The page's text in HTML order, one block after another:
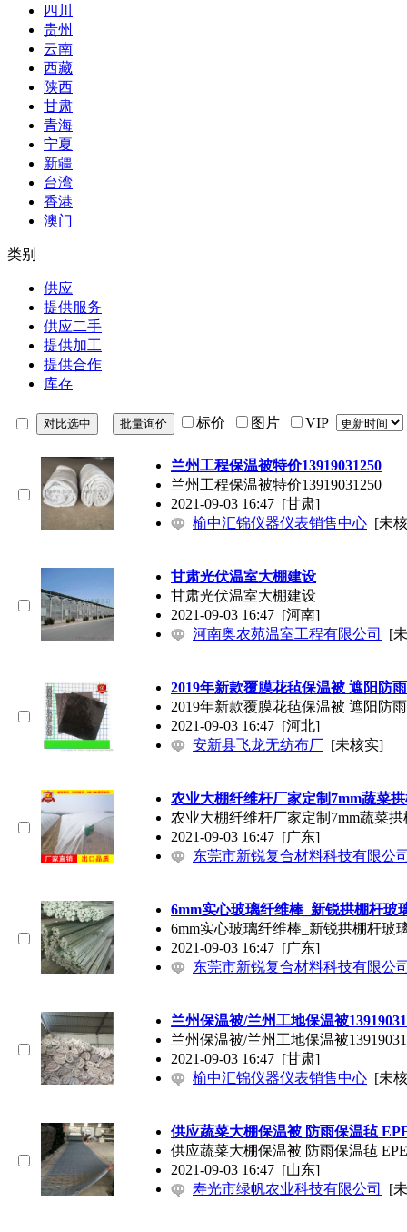
四川
贵州
云南
西藏
陕西
甘肃
青海
宁夏
新疆
台湾
香港
澳门
类别
供应
提供服务
供应二手
提供加工
提供合作
库存
标价 图片 VIP
兰州工程保温被特价13919031250
兰州工程保温被特价13919031250
2021-09-03 16:47 [甘肃]
榆中汇锦仪器仪表销售中心 [未
甘肃光伏温室大棚建设
甘肃光伏温室大棚建设
2021-09-03 16:47 [河南]
河南奥农苑温室工程有限公司
[
2019年新款覆膜花毡保温被 遮阳防
2019年新款覆膜花毡保温被 遮阳防
2021-09-03 16:47 [河北]
安新县飞龙无纺布厂 [未核实]
农业大棚纤维杆厂家定制7mm蔬菜
农业大棚纤维杆厂家定制7mm蔬菜
2021-09-03 16:47 [广东]
东莞市新锐复合材料科技有限公
6mm实心玻璃纤维棒_新锐拱棚杆玻
6mm实心玻璃纤维棒_新锐拱棚杆玻
2021-09-03 16:47 [广东]
东莞市新锐复合材料科技有限公
兰州保温被/兰州工地保温被
兰州保温被/兰州工地保温被
2021-09-03 16:47 [甘肃]
榆中汇锦仪器仪表销售中心 [未
供应蔬菜大棚保温被 防雨保温毡
供应蔬菜大棚保温被 防雨保温毡
2021-09-03 16:47 [山东]
寿光市绿帆农业科技有限公司
[